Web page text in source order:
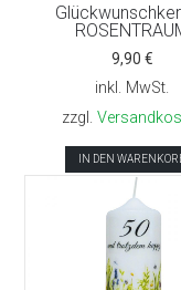
9,90 €
inkl. MwSt.
zzgl.
IN DEN